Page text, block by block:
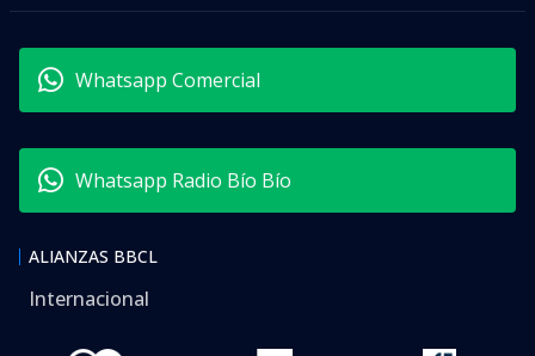
Whatsapp Comercial
Whatsapp Radio Bío Bío
ALIANZAS BBCL
Internacional